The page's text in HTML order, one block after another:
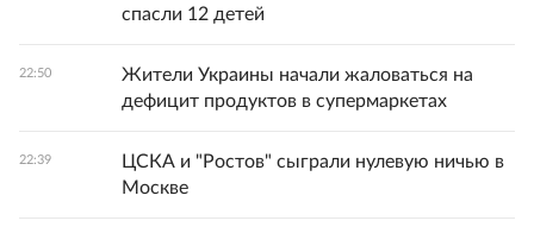
спасли 12 детей
22:50
Жители Украины начали жаловаться на
дефицит продуктов в супермаркетах
22:39
ЦСКА и "Ростов" сыграли нулевую ничью в
Москве